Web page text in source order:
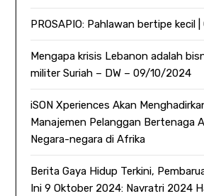
PROSAPIO: Pahlawan bertipe kecil |
Mengapa krisis Lebanon adalah
militer Suriah – DW – 09/10/2024
iSON Xperiences Akan
Manajemen Pelanggan Bertenaga
Negara-negara di Afrika
Berita Gaya Hidup Terkini,
Ini 9 Oktober 2024: Navratri 2024